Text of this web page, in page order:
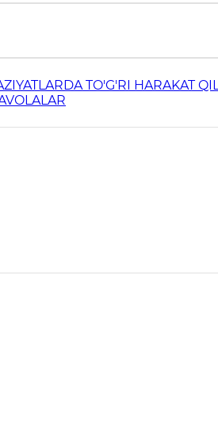
TO'G'RI HARAKAT